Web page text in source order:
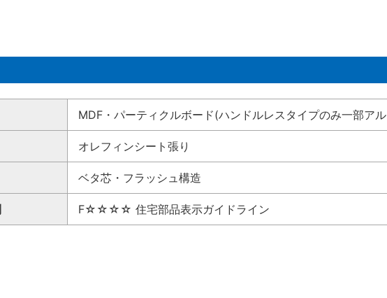
MDF・パーティクルボード(ハンドルレスタイプのみ一部ア
オレフィンシート張り
ベタ芯・フラッシュ構造
F☆☆☆☆ 住宅部品表示ガイドライン